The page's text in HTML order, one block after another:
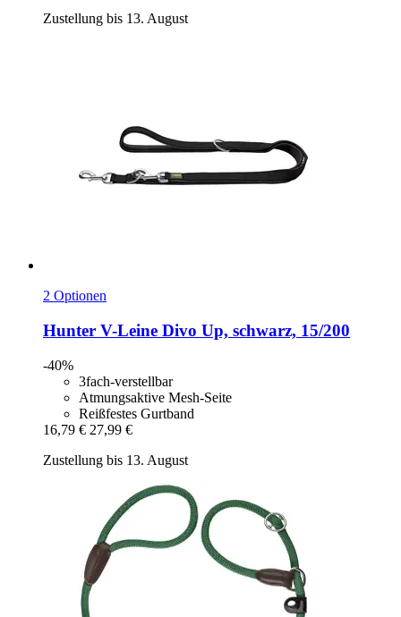
Zustellung bis 13. August
2 Optionen
Hunter V-​Leine Divo Up, schwarz, 15/200
-40%
3fach-verstellbar
Atmungsaktive Mesh-Seite
Reißfestes Gurtband
16,79 € 27,99 €
Zustellung bis 13. August